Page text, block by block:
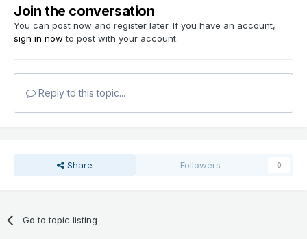
Join the conversation
You can post now and register later. If you have an account,
sign in now to post with your account.
Reply to this topic...
Share Followers 0
Go to topic listing